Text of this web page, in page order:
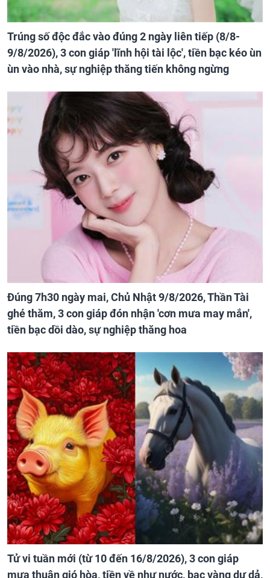
Trúng số độc đắc vào đúng 2 ngày liên tiếp (8/8-
9/8/2026), 3 con giáp 'lĩnh hội tài lộc', tiền bạc kéo ùn
ùn vào nhà, sự nghiệp thăng tiến không ngừng
Đúng 7h30 ngày mai, Chủ Nhật 9/8/2026, Thần Tài
ghé thăm, 3 con giáp đón nhận 'cơn mưa may mắn',
tiền bạc dồi dào, sự nghiệp thăng hoa
Tử vi tuần mới (từ 10 đến 16/8/2026), 3 con giáp
mưa thuận gió hòa, tiền về như nước, bạc vàng dư dả,